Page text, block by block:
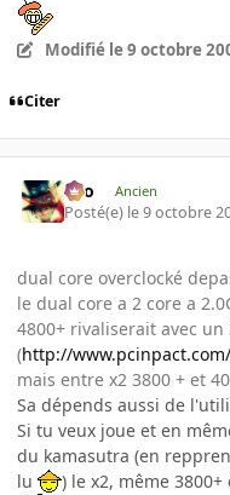
Modifié le 9 octobre
Citer
eYo Ancien
Posté(e) le 9 octobre
dual core overclocké
le dual core a 2 core a
4800+ rivaliserait avec un
(http://
mais entre x2 3800 + et
Sa dépends aussi de
Si tu veux joue et en
du kamasutra (en
lu
) le x2, même